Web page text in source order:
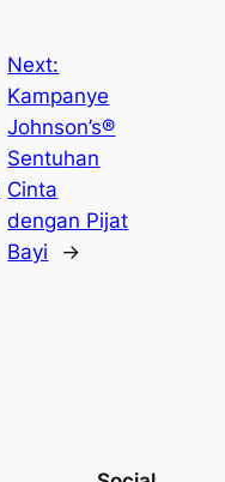
Next:
Kampanye
Johnson’s®
Sentuhan
Cinta
dengan Pijat
Bayi
→